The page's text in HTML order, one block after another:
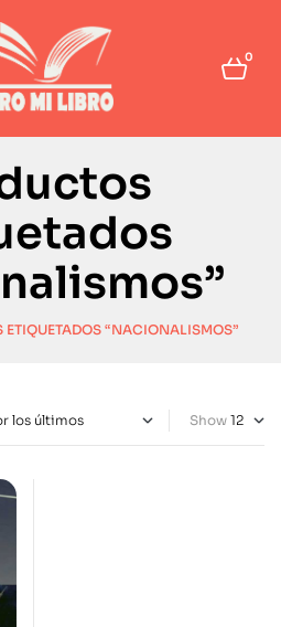
0
ETIQUETADOS “NACIONALISMOS”
Show